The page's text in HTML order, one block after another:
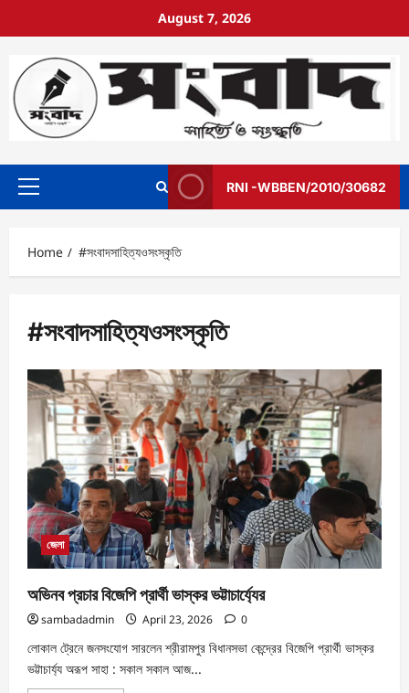
August 7, 2026
RNI -WBBEN/2010/30682
Home #সংবাদসাহিত্য‌ওসংস্কৃতি
#সংবাদসাহিত্য‌ওসংস্কৃতি
জেলা
অভিনব প্রচার বিজেপি প্রার্থী ভাস্কর ভট্টাচার্য্যের
sambadadmin April 23, 2026 0
লোকাল ট্রেনে জনসংযোগ সারলেন শ্রীরামপুর বিধানসভা কেন্দ্রের বিজেপি প্রার্থী ভাস্কর
ভট্টাচার্য্য অরূপ সাহা : সকাল সকাল আজ...